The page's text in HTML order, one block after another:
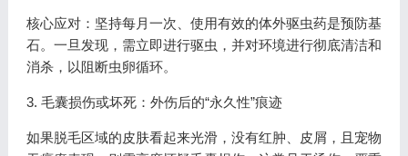
核心应对：坚持每月一次、使用有效的体外驱虫药是预防基
石。一旦发现，需立即进行驱虫，并对环境进行彻底清洁和
消杀，以阻断虫卵循环。
3. 毛囊损伤或坏死：外伤后的“永久性”痕迹
如果脱毛区域的皮肤看起来光滑，没有红肿、皮屑，且宠物